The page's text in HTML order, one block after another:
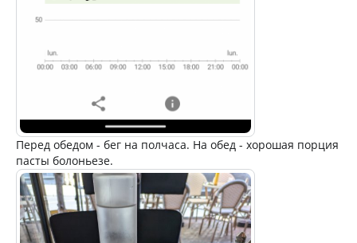
Перед обедом - бег на полчаса. На обед - хорошая порция
пасты болоньезе.